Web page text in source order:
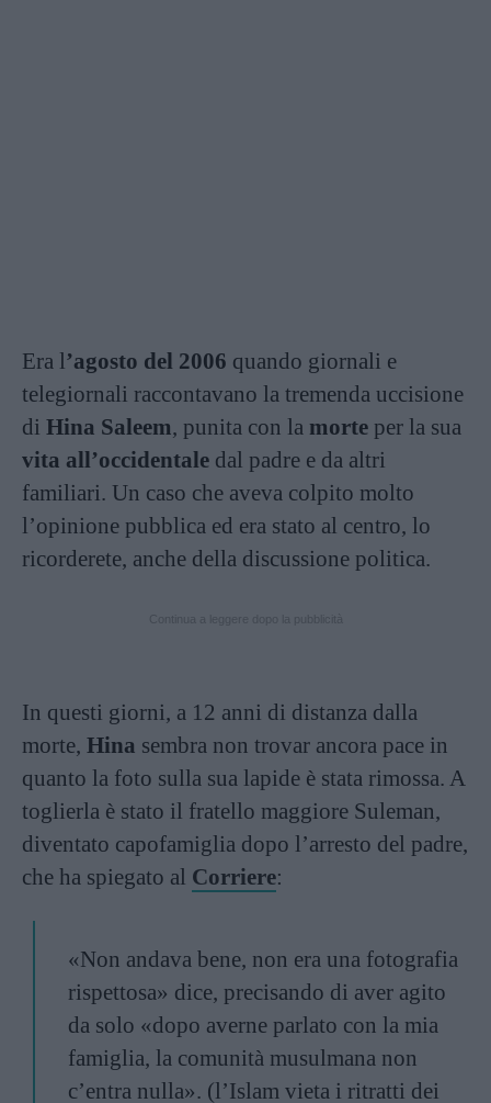
Era l’agosto del 2006 quando giornali e
telegiornali raccontavano la tremenda uccisione
di Hina Saleem, punita con la morte per la sua
vita all’occidentale dal padre e da altri
familiari. Un caso che aveva colpito molto
l’opinione pubblica ed era stato al centro, lo
ricorderete, anche della discussione politica.
In questi giorni, a 12 anni di distanza dalla
morte, Hina sembra non trovar ancora pace in
quanto la foto sulla sua lapide è stata rimossa. A
toglierla è stato il fratello maggiore Suleman,
diventato capofamiglia dopo l’arresto del padre,
che ha spiegato al Corriere:
«Non andava bene, non era una fotografia
rispettosa» dice, precisando di aver agito
da solo «dopo averne parlato con la mia
famiglia, la comunità musulmana non
c’entra nulla». (l’Islam vieta i ritratti dei